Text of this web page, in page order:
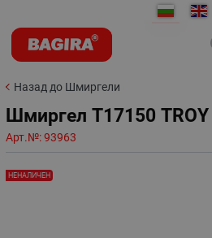
Назад до Шмиргели
Шмиргел Т17150 TROY
Арт.№:93963
НЕНАЛИЧЕН